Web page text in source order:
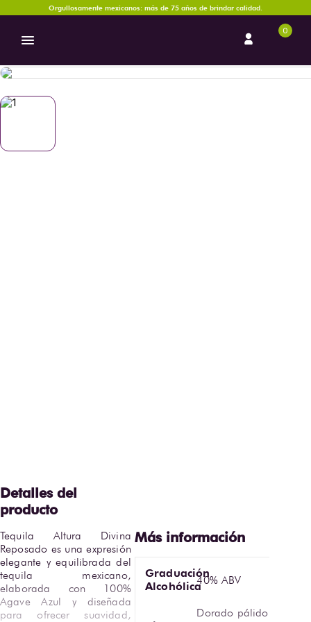
Orgullosamente mexicanos: más de 75 años de brindar calidad.
0
Tequila Altura Divina
Reposado es una expresión
elegante y equilibrada del
tequila mexicano,
elaborada con 100%
Agave Azul y diseñada
para ofrecer suavidad,
Graduación
Alcohólica40% ABV
Dorado pálido,